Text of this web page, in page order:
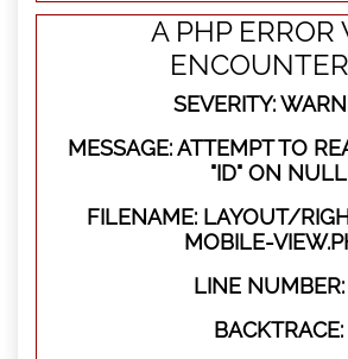
A PHP ERROR
SEVERITY:
MESSAGE: ATTEMPT TO
"ID" ON NULL
FILENAME: LAYOUT/
MOBILE-
LINE
BACKTRACE: